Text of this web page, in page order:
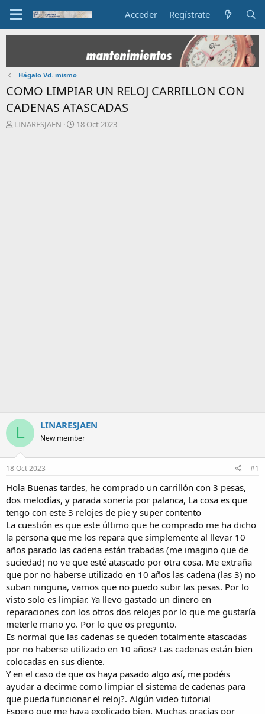
Acceder Regístrate
Hágalo Vd. mismo
COMO LIMPIAR UN RELOJ CARRILLON CON
CADENAS ATASCADAS
ILINARESJAEN
F18 Oct 2023
L LINARESJAEN
New member
18 Oct 2023 #1
Hola Buenas tardes, he comprado un carrillón con 3 pesas,
dos melodías, y parada sonería por palanca, La cosa es que
tengo con este 3 relojes de pie y super contento
La cuestión es que este último que he comprado me ha dicho
la persona que me los repara que simplemente al llevar 10
años parado las cadena están trabadas (me imagino que de
suciedad) no ve que esté atascado por otra cosa. Me extraña
que por no haberse utilizado en 10 años las cadena (las 3) no
suban ninguna, vamos que no puedo subir las pesas. Por lo
visto solo es limpiar. Ya llevo gastado un dinero en
reparaciones con los otros dos relojes por lo que me gustaría
meterle mano yo. Por lo que os pregunto.
Es normal que las cadenas se queden totalmente atascadas
por no haberse utilizado en 10 años? Las cadenas están bien
colocadas en sus diente.
Y en el caso de que os haya pasado algo así, me podéis
ayudar a decirme como limpiar el sistema de cadenas para
que pueda funcionar el reloj?. Algún video tutorial
Espero que me haya explicado bien. Muchas gracias por